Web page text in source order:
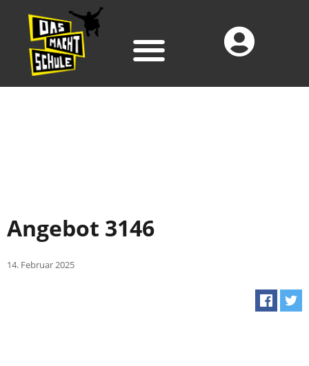
Angebot 3146
14. Februar 2025